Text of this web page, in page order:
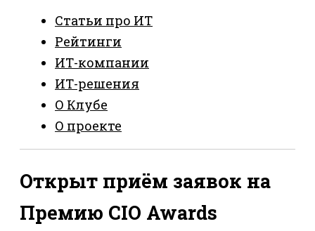
Статьи про ИТ
Рейтинги
ИТ-компании
ИТ-решения
О Клубе
О проекте
Открыт приём заявок на
Премию CIO Awards